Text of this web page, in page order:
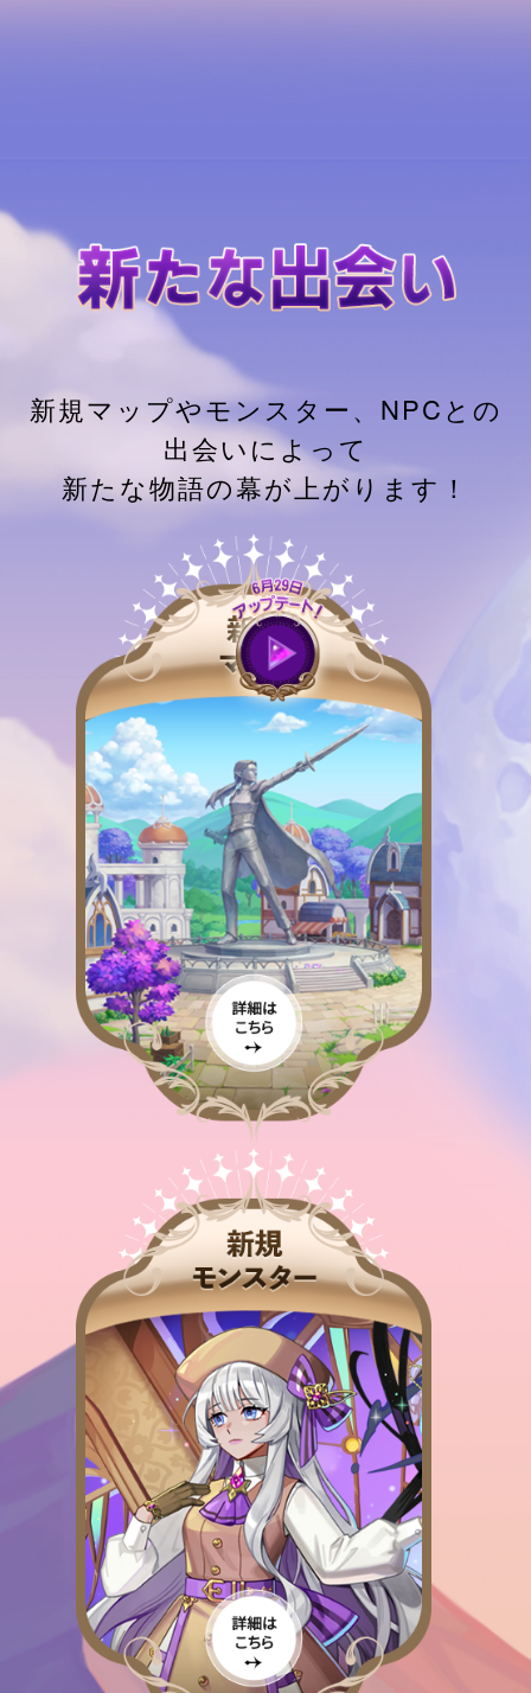
新規マップやモンスター、NPCとの
出会いによって
新たな物語の幕が上がります！